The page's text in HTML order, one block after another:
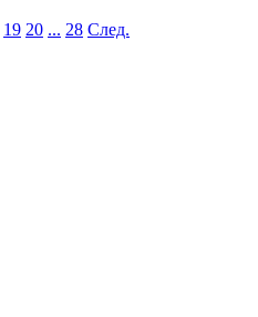
19 20 ... 28 След.